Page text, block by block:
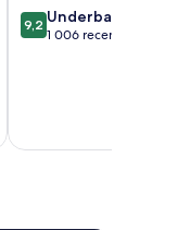
9.2
av
9,2 Underbart
1 006 recensioner